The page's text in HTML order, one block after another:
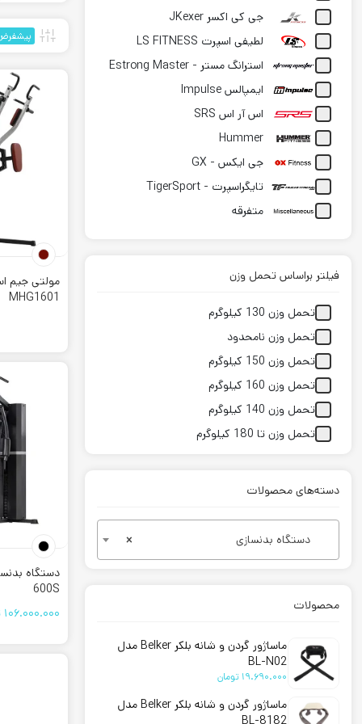
جی کی اکسر JKexer
لطیفی اسپرت LS FITNESS
استرانگ مستر - Estrong Master
ایمپالس Impulse
اس آر اس SRS
Hummer
جی ایکس - GX
تایگراسپرت - TigerSport
متفرقه
یونیورسال - Universal
Ford Fitness - فورد فیتنس
لیدر اسپرت Leader Sport
فیلتر براساس تحمل وزن
تحمل وزن 130 کیلوگرم
تحمل وزن نامحدود
تحمل وزن 150 کیلوگرم
تحمل وزن 160 کیلوگرم
تحمل وزن 140 کیلوگرم
تحمل وزن تا 180 کیلوگرم
دسته‌های محصولات
× دستگاه بدنسازی
محصولات
ماساژور گردن و شانه بلکر Belker مدل
BL-N02
19.690.000 تومان
ماساژور گردن و شانه بلکر Belker مدل
دستگاه
با خرید یک
دستگاه،
می توان
قیمت
یکی از
ارزش
خرید
برای خرید
تمرینی
سیم
میز
همچنین
مولتی جیم
MHG1601
600S
106.000.000